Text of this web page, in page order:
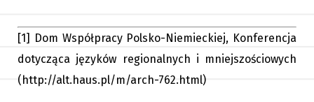
[1] Dom Współpracy Polsko-Niemieckiej, Konferencja
dotycząca języków regionalnych i mniejszościowych
(http://alt.haus.pl/m/arch-762.html)